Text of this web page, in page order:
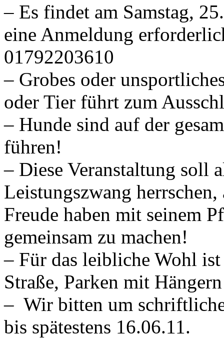
– Es findet am Samstag,
eine Anmeldung
01792203610
– Grobes oder
oder Tier führt zum
– Hunde sind auf der
führen!
– Diese Veranstaltung soll
Leistungszwang
Freude haben mit seinem
gemeinsam zu machen!
– Für das leibliche Wohl
Straße, Parken mit
– Wir bitten um
bis spätestens 16.06.11.